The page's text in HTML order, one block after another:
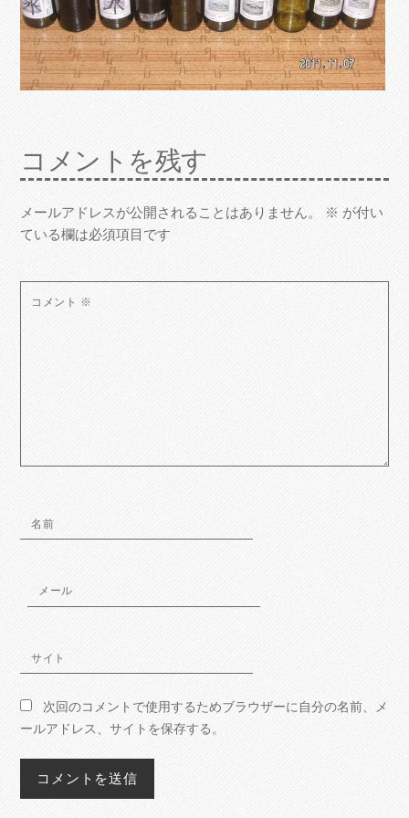
コメントを残す
メールアドレスが公開されることはありません。 ※ が付い
ている欄は必須項目です
コメント ※
名前
メール
サイト
次回のコメントで使用するためブラウザーに自分の名前、メ
ールアドレス、サイトを保存する。